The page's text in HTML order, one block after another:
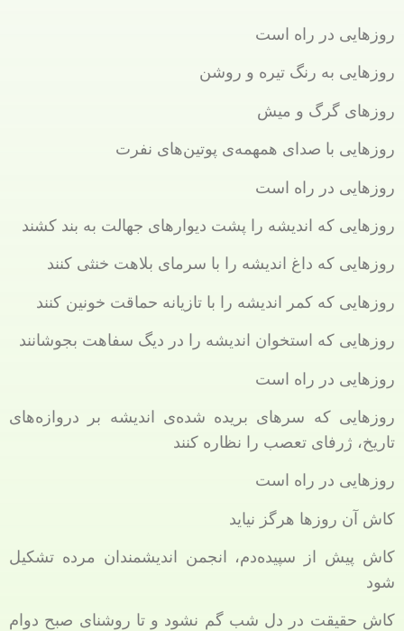
روزهایی در راه است
روزهایی به رنگ تیره و روشن
روزهای گرگ و میش
روزهایی با صدای همهمه‌ی پوتین‌های نفرت
روزهایی در راه است
روزهایی که اندیشه را پشت دیوارهای جهالت به بند کشند
روزهایی که داغ اندیشه را با سرمای بلاهت خنثی کنند
روزهایی که کمر اندیشه را با تازیانه حماقت خونین کنند
روزهایی که استخوان اندیشه را در دیگ سفاهت بجوشانند
روزهایی در راه است
روزهایی که سرهای بریده شده‌ی اندیشه بر دروازه‌های
تاریخ، ژرفای تعصب را نظاره کنند
روزهایی در راه است
کاش آن روزها هرگز نیاید
کاش پیش از سپیده‌دم، انجمن اندیشمندان مرده تشکیل
شود
کاش حقیقت در دل شب گم نشود و تا روشنای صبح دوام